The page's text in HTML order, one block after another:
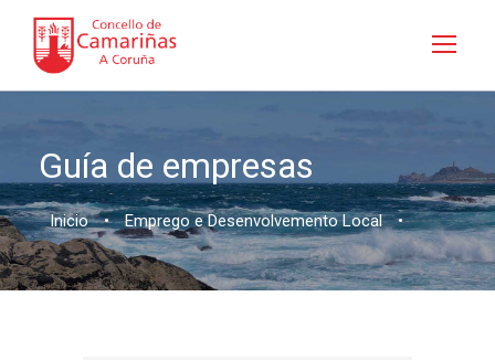
Guía de empresas
Inicio • Emprego e Desenvolvemento Local •